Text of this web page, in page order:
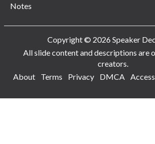
Notes
Copyright © 2026 Speaker
All slide content and descriptions are
creators.
About
Terms Privacy DMCA